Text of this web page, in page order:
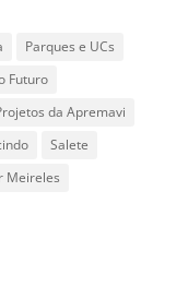
Parques e UCs
Futuro
da Apremavi
Salete
Meireles